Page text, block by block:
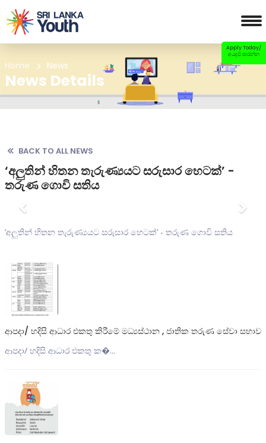
Apply Today/
අයදුම් කරන්න
Home News
News Details
BACK TO ALL NEWS
‘අලුතින් හිතන තැරුණ්‍යයට සරුසාර හෙටක්’ -
තරුණ ගොවි සතිය
Previous
‘අලුතින් හිතන තැරුණ්‍යයට සරුසාර හෙටක්’ - තරුණ ගොවි සතිය
ආපදා/ හදිසි ආධාර එකතු කිරීමේ මධ්‍යස්ථාන , ජාතික තරුණ සේවා සභාව
ආපදා/ හදිසි ආධාර එකතු ක�...